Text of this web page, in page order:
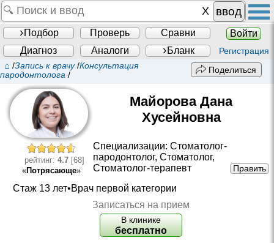
ввод
Подбор Проверь Сравни
Войти
Диагноз
Аналоги Бланк Регистрация
⌂ /Запись к врачу/Консультация
пародонтолога /
Поделиться
рейтинг: 4.7 [68]
«Потрясающе»
Майорова Дана
Хусейновна
Специализации: Стоматолог-
пародонтолог, Стоматолог,
Стоматолог-терапевт
Править
Стаж 13 лет•Врач первой категории
Записаться на прием
В клинике
бесплатно